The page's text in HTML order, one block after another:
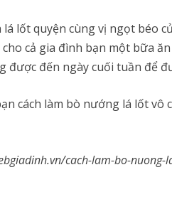
lốt quyện cùng vị ngọt béo
cả gia đình bạn một bữa
được đến ngày cuối tuần để
cách làm bò nướng lá lốt
cach-lam-bo-nuong-